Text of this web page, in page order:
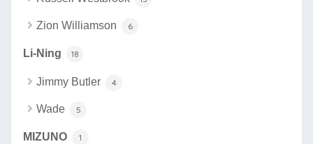
Zion Williamson 6
Li-Ning 18
Jimmy Butler 4
Wade 5
MIZUNO 1